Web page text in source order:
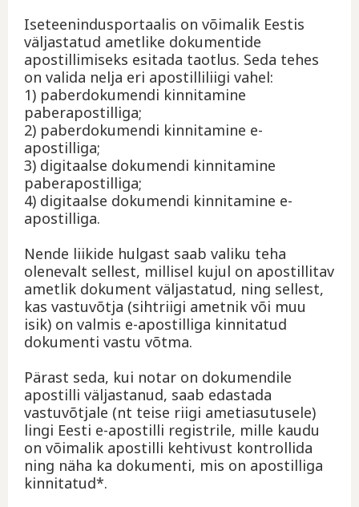
Iseteenindusportaalis on võimalik Eestis
väljastatud ametlike dokumentide
apostillimiseks esitada taotlus. Seda tehes
on valida nelja eri apostilliliigi vahel:
1) paberdokumendi kinnitamine
paberapostilliga;
2) paberdokumendi kinnitamine e-
apostilliga;
3) digitaalse dokumendi kinnitamine
paberapostilliga;
4) digitaalse dokumendi kinnitamine e-
apostilliga.
Nende liikide hulgast saab valiku teha
olenevalt sellest, millisel kujul on apostillitav
ametlik dokument väljastatud, ning sellest,
kas vastuvõtja (sihtriigi ametnik või muu
isik) on valmis e-apostilliga kinnitatud
dokumenti vastu võtma.
Pärast seda, kui notar on dokumendile
apostilli väljastanud, saab edastada
vastuvõtjale (nt teise riigi ametiasutusele)
lingi Eesti e-apostilli registrile, mille kaudu
on võimalik apostilli kehtivust kontrollida
ning näha ka dokumenti, mis on apostilliga
kinnitatud*.